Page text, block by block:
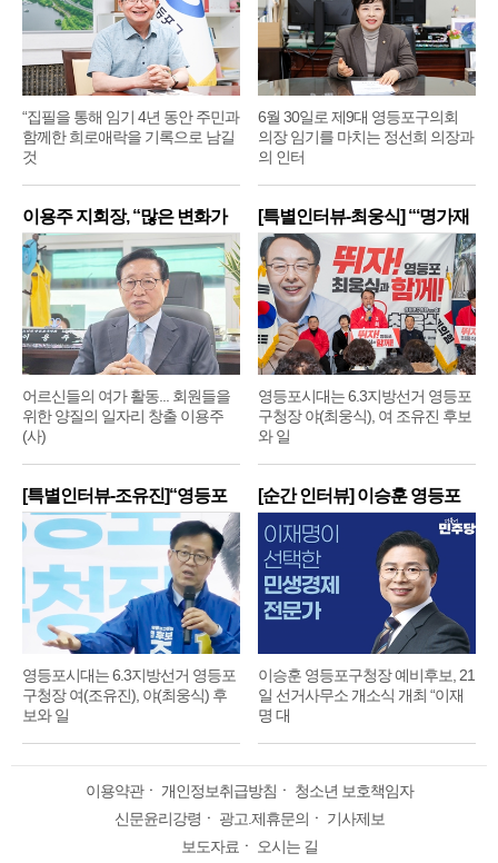
“집필을 통해 임기 4년 동안 주민과
함께한 희로애락을 기록으로 남길
것
6월 30일로 제9대 영등포구의회
의장 임기를 마치는 정선희 의장과
의 인터
이용주 지회장, “많은 변화가
어르신들의 여가 활동... 회원들을
위한 양질의 일자리 창출 이용주
(사)
[특별인터뷰-최웅식] “‘명가재
영등포시대는 6.3지방선거 영등포
구청장 야(최웅식), 여 조유진 후보
와 일
[특별인터뷰-조유진]“영등포
구
영등포시대는 6.3지방선거 영등포
구청장 여(조유진), 야(최웅식) 후
보와 일
[순간 인터뷰] 이승훈 영등포
구
이승훈 영등포구청장 예비후보, 21
일 선거사무소 개소식 개최 “이재
명 대
이용약관ㆍ 개인정보취급방침 ㆍ 청소년 보호책임자
신문윤리강령 ㆍ 광고.제휴문의 ㆍ 기사제보
보도자료ㆍ 오시는 길